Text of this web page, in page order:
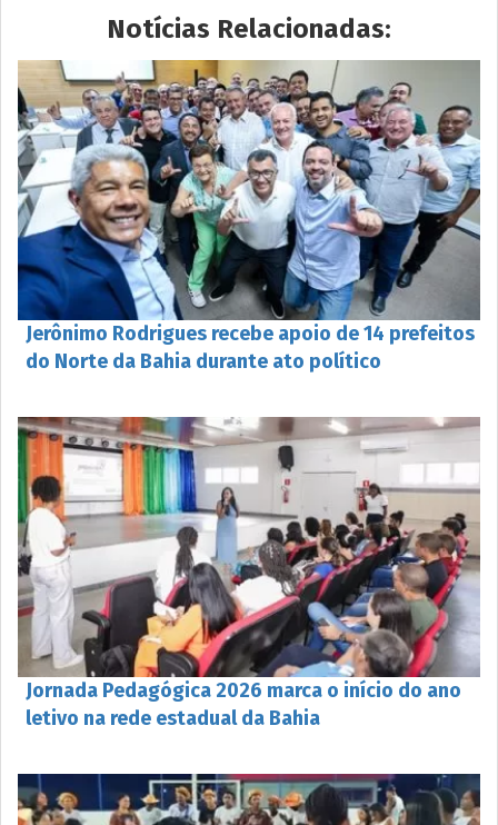
Notícias Relacionadas:
Jerônimo Rodrigues recebe apoio de 14 prefeitos
do Norte da Bahia durante ato político
Jornada Pedagógica 2026 marca o início do ano
letivo na rede estadual da Bahia